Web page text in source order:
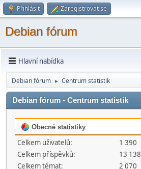
Přihlásit Zaregistrovat se
Debian fórum
Hlavní nabídka
Debian fórum ► Centrum statistik
Debian fórum - Centrum statistik
Obecné statistiky
Celkem uživatelů:
1 390
Celkem příspěvků:
13 138
Celkem témat:
2 070